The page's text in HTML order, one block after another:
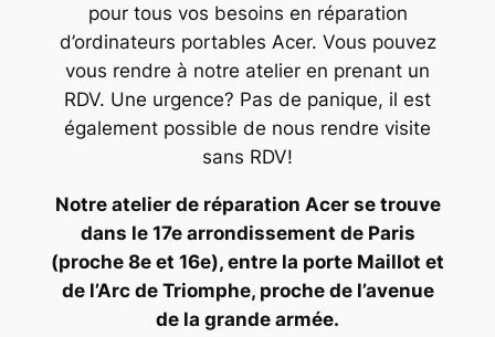
pour tous vos besoins en réparation
d’ordinateurs portables Acer. Vous pouvez
vous rendre à notre atelier en prenant un
RDV. Une urgence? Pas de panique, il est
également possible de nous rendre visite
sans RDV!
Notre atelier de réparation Acer se trouve
dans le 17e arrondissement de Paris
(proche 8e et 16e), entre la porte Maillot et
de l’Arc de Triomphe, proche de l’avenue
de la grande armée.